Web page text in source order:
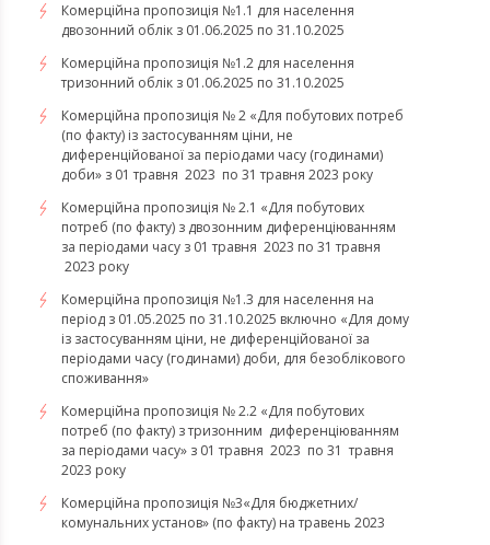
Комерційна пропозиція №1.1 для населення
двозонний облік з 01.06.2025 по 31.10.2025
Комерційна пропозиція №1.2 для населення
тризонний облік з 01.06.2025 по 31.10.2025
Комерційна пропозиція № 2 «Для побутових потреб
(по факту) із застосуванням ціни, не
диференційованої за періодами часу (годинами)
доби» з 01 травня 2023 по 31 травня 2023 року
Комерційна пропозиція № 2.1 «Для побутових
потреб (по факту) з двозонним диференціюванням
за періодами часу з 01 травня 2023 по 31 травня
2023 року
Комерційна пропозиція №1.3 для населення на
період з 01.05.2025 по 31.10.2025 включно «Для дому
із застосуванням ціни, не диференційованої за
періодами часу (годинами) доби, для безоблікового
споживання»
Комерційна пропозиція № 2.2 «Для побутових
потреб (по факту) з тризонним диференціюванням
за періодами часу» з 01 травня 2023 по 31 травня
2023 року
​​​​​​​Комерційна пропозиція №3«Для бюджетних/
комунальних установ» (по факту) на травень 2023